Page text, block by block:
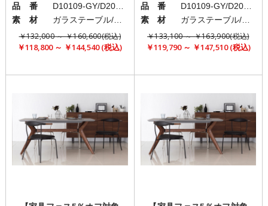
品 番
D10109-GY/D20113
素 材
ガラステーブル/ファブリックチェア
￥132,000 ～ ￥160,600(税込)
￥118,800 ～ ￥144,540 (税込)
品 番
素 材
￥133,100 ～ ￥163,900(税込)
￥119,790 ～ ￥147,510 (税込)